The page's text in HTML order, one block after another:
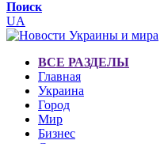
Поиск
UA
ВСЕ РАЗДЕЛЫ
Главная
Украина
Город
Мир
Бизнес